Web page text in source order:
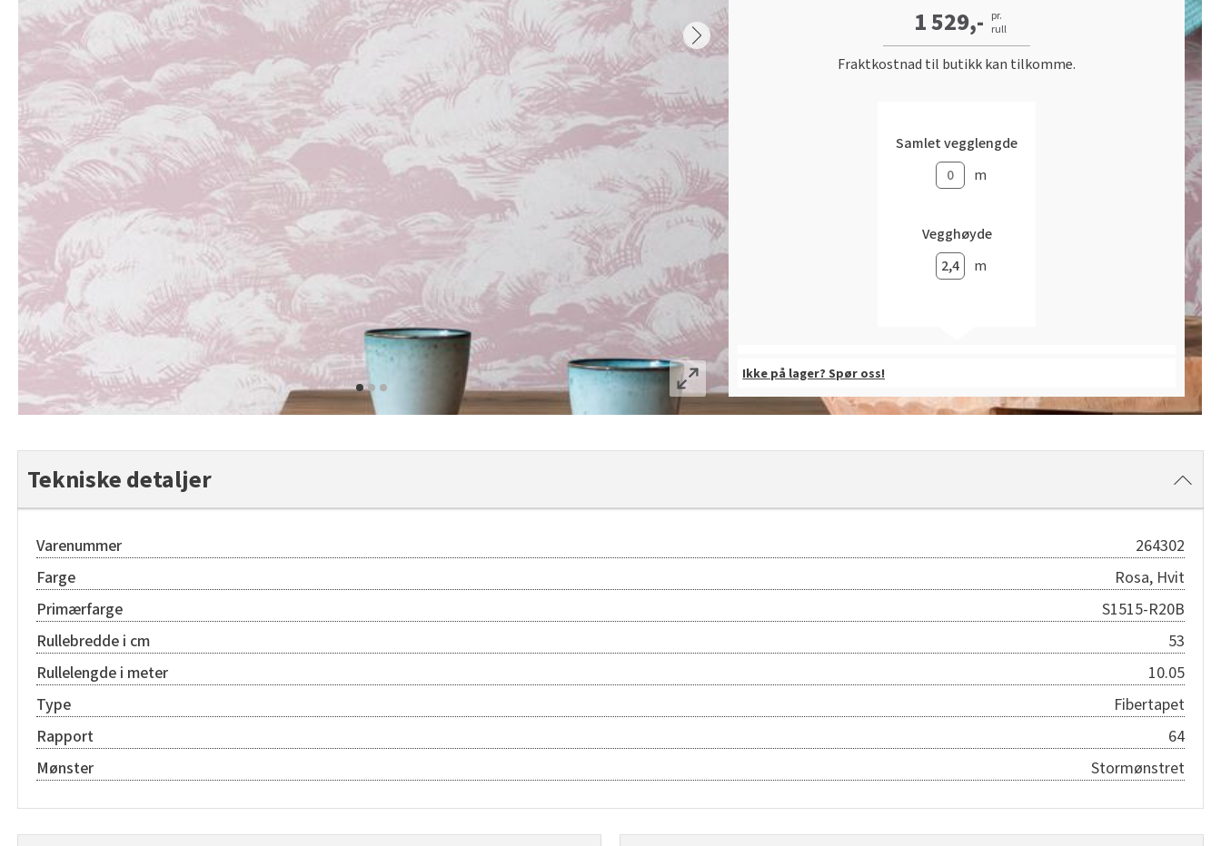
1 529,- pr.
rull
Fraktkostnad til butikk kan tilkomme.
Samlet vegglengde
m
Vegghøyde
m
Ikke på lager? Spør oss!
Tekniske detaljer
Varenummer
264302
Farge
Rosa, Hvit
Primærfarge
S1515-R20B
Rullebredde i cm
53
Rullelengde i meter
10.05
Type
Fibertapet
Rapport
64
Mønster
Stormønstret